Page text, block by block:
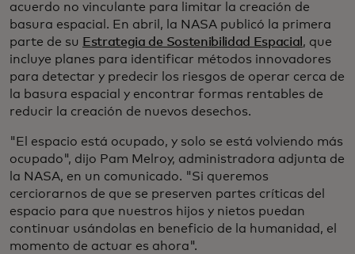
acuerdo no vinculante para limitar la creación de
basura espacial. En abril, la NASA publicó la primera
parte de su Estrategia de Sostenibilidad Espacial , que
incluye planes para identificar métodos innovadores
para detectar y predecir los riesgos de operar cerca de
la basura espacial y encontrar formas rentables de
reducir la creación de nuevos desechos.
"El espacio está ocupado, y solo se está volviendo más
ocupado", dijo Pam Melroy, administradora adjunta de
la NASA, en un comunicado. "Si queremos
cerciorarnos de que se preserven partes críticas del
espacio para que nuestros hijos y nietos puedan
continuar usándolas en beneficio de la humanidad, el
momento de actuar es ahora".